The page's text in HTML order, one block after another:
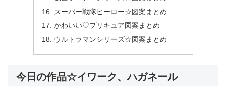
スーパー戦隊ヒーロー☆図案まとめ
かわいい♡プリキュア図案まとめ
ウルトラマンシリーズ☆図案まとめ
今日の作品☆イワーク、ハガネール